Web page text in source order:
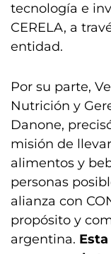
tecnología e
CERELA, a
entidad.
Por su parte,
Nutrición y
Danone,
misión de
alimentos y
personas
alianza con
propósito y
argentina.